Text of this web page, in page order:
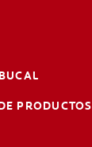
PRODUCTOS